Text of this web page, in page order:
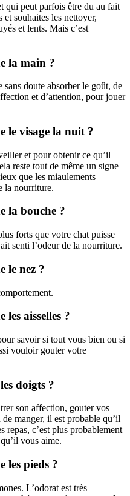
qui peut parfois être du au fait
souhaites les nettoyer,
et lents. Mais c’est
la main ?
doute absorber le goût, de
et d’attention, pour jouer
le visage la nuit ?
et pour obtenir ce qu’il
reste tout de même un signe
que les miaulements
la nourriture.
la bouche ?
forts que votre chat puisse
senti l’odeur de la nourriture.
le nez ?
aisselles ?
savoir si tout vous bien ou si
vouloir gouter votre
doigts ?
son affection, gouter vos
manger, il est probable qu’il
repas, c’est plus probablement
vous aime.
les pieds ?
L’odorat est très